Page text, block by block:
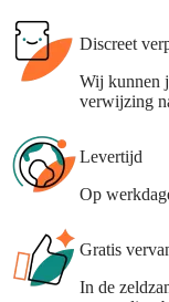
Discreet
Wij kunnen
verwijzing
Levertijd
Op
Gratis
In de